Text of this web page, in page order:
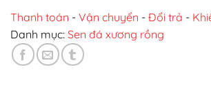
Thanh toán - Vận chuyển - Đổi trả -
Danh mục: Sen đá xương rồng